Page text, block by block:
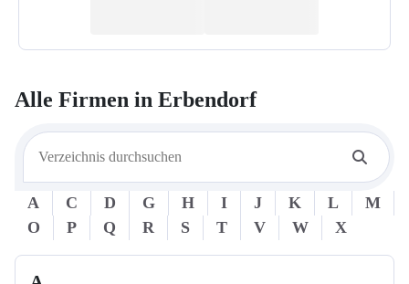
Alle Firmen in Erbendorf
A C D G H I J K L
M
O
P Q R S T V W X